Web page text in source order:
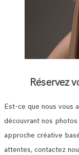
Réservez
Est-ce que nous vous
découvrant nos
approche créative
attentes, contactez